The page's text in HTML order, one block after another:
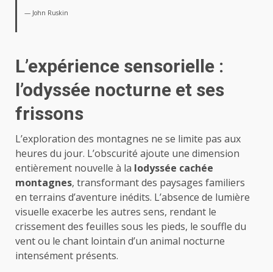
— John Ruskin
L’expérience sensorielle :
l’odyssée nocturne et ses
frissons
L’exploration des montagnes ne se limite pas aux
heures du jour. L’obscurité ajoute une dimension
entièrement nouvelle à la lodyssée cachée
montagnes, transformant des paysages familiers
en terrains d’aventure inédits. L’absence de lumière
visuelle exacerbe les autres sens, rendant le
crissement des feuilles sous les pieds, le souffle du
vent ou le chant lointain d’un animal nocturne
intensément présents.